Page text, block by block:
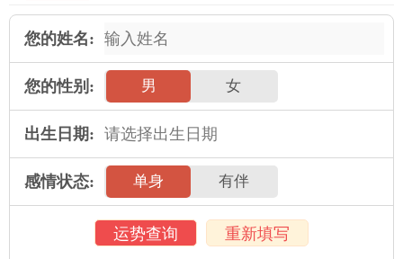
您的姓名:
您的性别: 男 女
出生日期:
感情状态: 单身 有伴
运势查询 重新填写